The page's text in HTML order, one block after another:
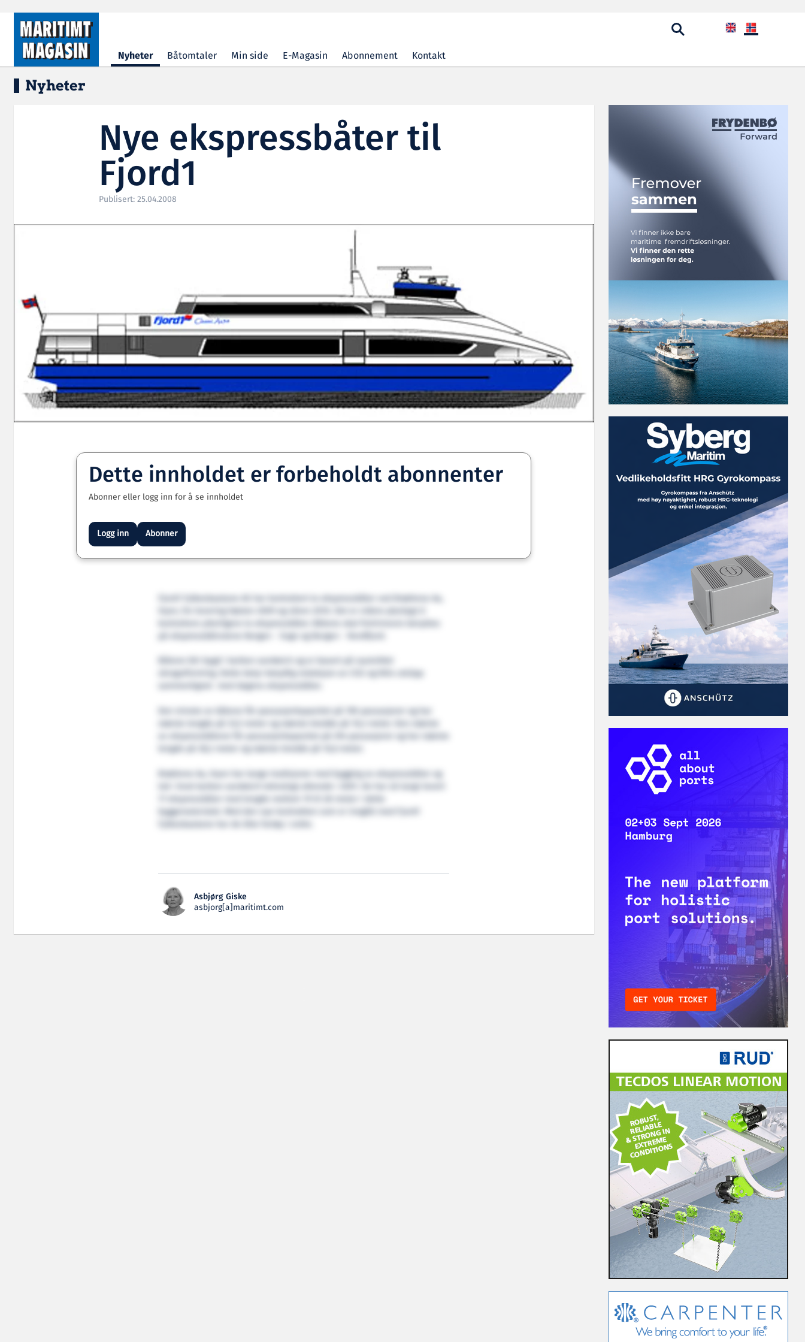
Hopp til hovedinnhold
Nyheter Båtomtaler Min side E-Magasin Abonnement Kontakt
Nyheter
Nye ekspressbåter til
Fjord1
Publisert: 25.04.2008
Dette innholdet er forbeholdt abonnenter
Abonner eller logg inn for å se innholdet
Logg inn Abonner
Fjord1 Fylkesbaatane AS har kontrahert to ekspressbåter ved Brødrene Aa,
Hyen, for levering høsten 2009 og våren 2010. Det er videre planlagt å
kontrahere ytterligere to ekspressbåter. Båtene skal fortrinnsvis benyttes
på ekspressbåtrutene Bergen - Sogn og Bergen - Nordfjord.
Båtene blir bygd i karbon sandwich og er basert på nyutviklet
skrogutforming. Dette betyr betydlig reduksjon av CO2 og NOx utslipp
sammenlignet med dagens ekspressbåter.
Den minste av båtene får passasjerkapasitet på 190 passasjerer og har
største lengde på 33,5 meter og største bredde på 10,2 meter. Den største
av ekspressbåtene får passasjerkapasitet på 294 passasjerer og har største
lengde på 38,2 meter og største bredde på 10,6 meter.
Brødrene Aa, Hyen har lange tradisjoner med bygging av ekspressbåter og
tok i bruk karbon sandwich teknologi allerede i 2001. De har så langt levert
17 ekspressbåter med lengde mellom 19 til 28 meter i dette
byggematerialet. Med den nye kontrakten som er inngått med Fjord1
Fylkesbaatane har de åtte fartøy i ordre.
Asbjørg Giske
asbjorg[a]maritimt.com